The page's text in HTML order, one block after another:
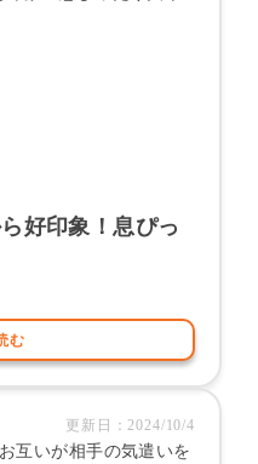
好印象！息ぴっ
む
更新日：2024/10/4